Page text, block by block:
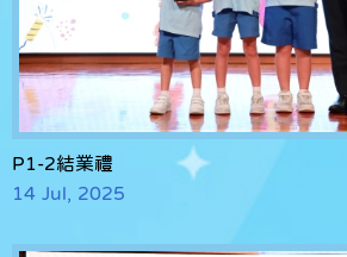
P1-2結業禮
14 Jul, 2025